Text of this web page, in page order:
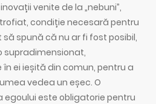
venite de la „nebuni”,
condiție necesară pentru
spună că nu ar fi fost posibil,
supradimensionat,
ei ieșită din comun, pentru a
vedea un eșec. O
este obligatorie pentru